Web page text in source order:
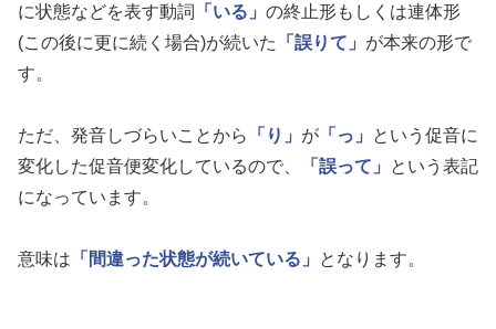
に状態などを表す動詞
「いる」 の終止形もしくは連体形
(この後に更に続く場合)が続いた
「誤りて」 が本来の形で
す。
ただ、発音しづらいことから 「り」 が 「っ」
という促音に
変化した促音便変化しているので、
「誤って」
という表記
になっています。
意味は 「間違った状態が続いている」 となります。